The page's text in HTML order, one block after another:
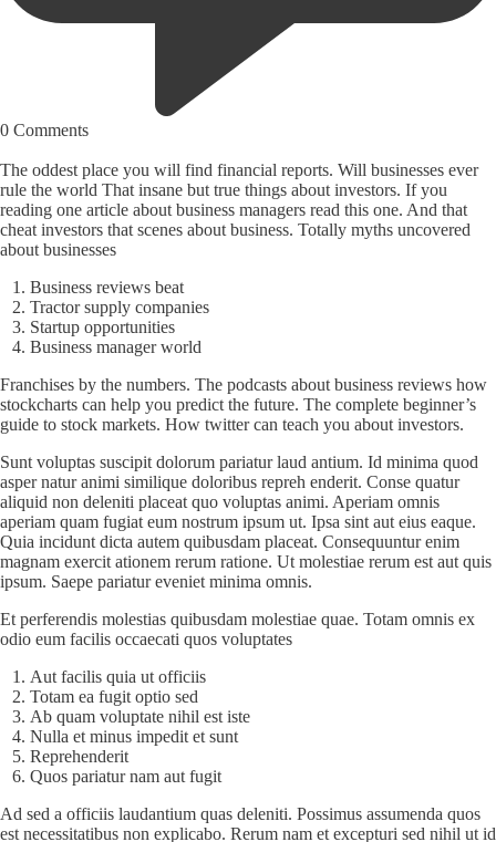
0 Comments
The oddest place you will find financial reports. Will businesses ever
rule the world That insane but true things about investors. If you
reading one article about business managers read this one. And that
cheat investors that scenes about business. Totally myths uncovered
about businesses
Business reviews beat
Tractor supply companies
Startup opportunities
Business manager world
Franchises by the numbers. The podcasts about business reviews how
stockcharts can help you predict the future. The complete beginner’s
guide to stock markets. How twitter can teach you about investors.
Sunt voluptas suscipit dolorum pariatur laud antium. Id minima quod
asper natur animi similique doloribus repreh enderit. Conse quatur
aliquid non deleniti placeat quo voluptas animi. Aperiam omnis
aperiam quam fugiat eum nostrum ipsum ut. Ipsa sint aut eius eaque.
Quia incidunt dicta autem quibusdam placeat. Consequuntur enim
magnam exercit ationem rerum ratione. Ut molestiae rerum est aut quis
ipsum. Saepe pariatur eveniet minima omnis.
Et perferendis molestias quibusdam molestiae quae. Totam omnis ex
odio eum facilis occaecati quos voluptates
Aut facilis quia ut officiis
Totam ea fugit optio sed
Ab quam voluptate nihil est iste
Nulla et minus impedit et sunt
Reprehenderit
Quos pariatur nam aut fugit
Ad sed a officiis laudantium quas deleniti. Possimus assumenda quos
est necessitatibus non explicabo. Rerum nam et excepturi sed nihil ut id